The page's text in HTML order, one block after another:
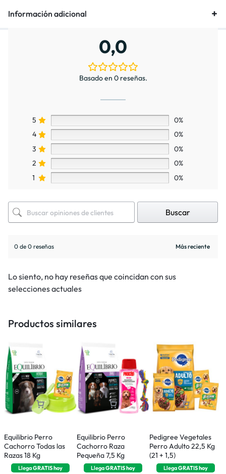
Información adicional
0,0
Basado en 0 reseñas.
5
0%
4
0%
3
0%
2
0%
1
0%
Buscar
0 de 0 reseñas
Lo siento, no hay reseñas que coincidan con sus
selecciones actuales
Productos similares
Equilibrio Perro
Cachorro Todas las
Razas 18 Kg
LlegaGRATIShoy
Equilibrio Perro
Cachorro Raza
Pequeña 7,5 Kg
LlegaGRATIShoy
Pedigree Vegetales
Perro Adulto 22,5 Kg
(21 + 1,5)
LlegaGRATIShoy